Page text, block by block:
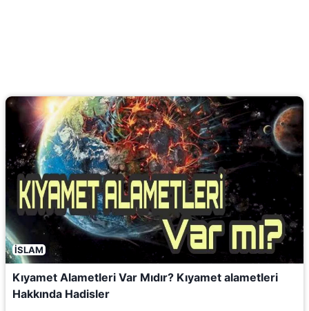
İSLAM
Kıyamet Alametleri Var Mıdır? Kıyamet alametleri
Hakkında Hadisler